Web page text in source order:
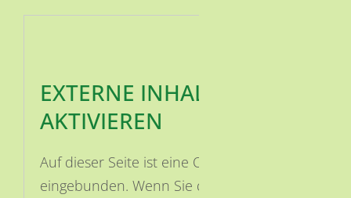
EXTERNE INHALTE
AKTIVIEREN
Auf dieser Seite ist eine OSM Karte
eingebunden. Wenn Sie die Karte